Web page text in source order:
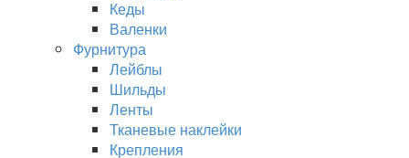
Кеды
Валенки
Фурнитура
Лейблы
Шильды
Ленты
Тканевые наклейки
Крепления